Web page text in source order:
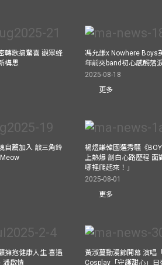
轉歌搞驚喜 觀眾蜂
構思
馮允謙x Nowhere Boys
年前夾band初心感觸落
2025-08-18
更多
自薦加入 敲三角鈴
楊煜謙韓國選秀騷《
上熱爆 剖白心路歷程 面
哪裡爬起來！」
2025-08-01
更多
擁抱健康人生 喜遇
潘啟情
黃淑蔓動漫節開幕 演唱
Cosplay「守護甜心」